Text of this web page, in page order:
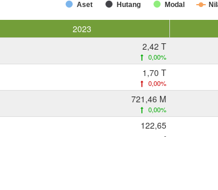
Aset Hutang Modal
2023
2,42 T
0,00%
1,70 T
0,00%
721,46 M
0,00%
122,65
-